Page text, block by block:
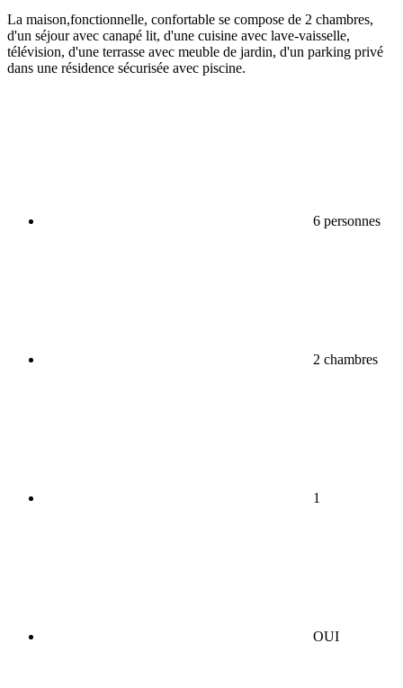
La maison,fonctionnelle, confortable se compose de 2 chambres,
d'un séjour avec canapé lit, d'une cuisine avec lave-vaisselle,
télévision, d'une terrasse avec meuble de jardin, d'un parking privé
dans une résidence sécurisée avec piscine.
6 personnes
2 chambres
1
OUI